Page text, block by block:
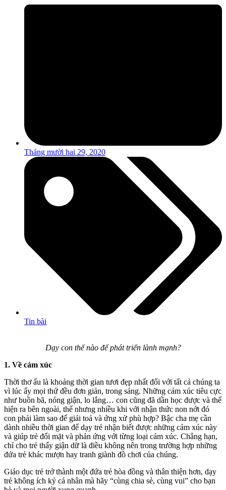
Tháng mười hai 29, 2020
Tin bài
Dạy con thế nào để phát triển lành mạnh?
1. Về cảm xúc
Thời thơ ấu là khoảng thời gian tươi đẹp nhất đối với tất cả chúng ta
vì lúc ấy mọi thứ đều đơn giản, trong sáng. Những cảm xúc tiêu cực
như buồn bã, nóng giận, lo lắng… con cũng đã dần học được và thể
hiện ra bên ngoài, thế nhưng nhiều khi với nhận thức non nớt đó
con phải làm sao để giải toả và ứng xử phù hợp? Bậc cha mẹ cần
dành nhiều thời gian để dạy trẻ nhận biết được những cảm xúc này
và giúp trẻ đối mặt và phản ứng với từng loại cảm xúc. Chẳng hạn,
chỉ cho trẻ thấy giận dữ là điều không nên trong trường hợp những
đứa trẻ khác mượn hay tranh giành đồ chơi của chúng.
Giáo dục trẻ trở thành một đứa trẻ hòa đồng và thân thiện hơn, dạy
trẻ không ích kỷ cá nhân mà hãy “cùng chia sẻ, cùng vui” cho bạn